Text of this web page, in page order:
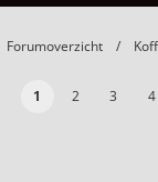
Forumoverzicht
1 2 3 4